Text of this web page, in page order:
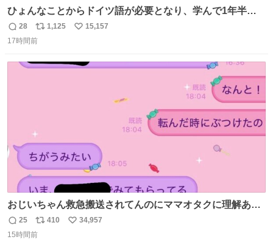
ひょんなことからドイツ語が必要となり、学んで1年半に
なる。 ちなみに最初の半年で『必携ドイツ文法総まとめ』
と『重要単語4000』を数十周して丸暗記した。読み書きに
Geminiの添削もエラーの指摘は激減し、上級の表現を教え
返
信
28
リ
ポ
ト
1,125
い
数
15,157
17時間前
おじいちゃん救急搬送されてんのにママオタクに理解あっ
て不謹慎だけどウケる
返
信
25
リ
ポ
410
い
34,957
15時間前